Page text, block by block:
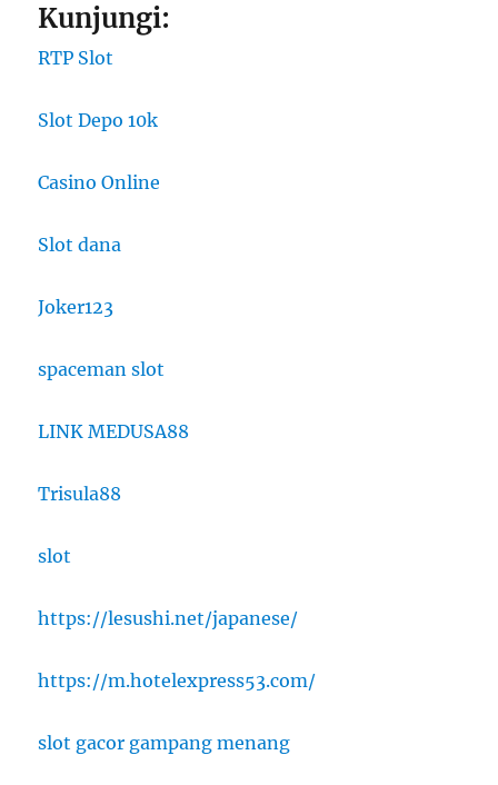
Kunjungi:
RTP Slot
Slot Depo 10k
Casino Online
Slot dana
Joker123
spaceman slot
LINK MEDUSA88
Trisula88
slot
https://lesushi.net/japanese/
https://m.hotelexpress53.com/
slot gacor gampang menang